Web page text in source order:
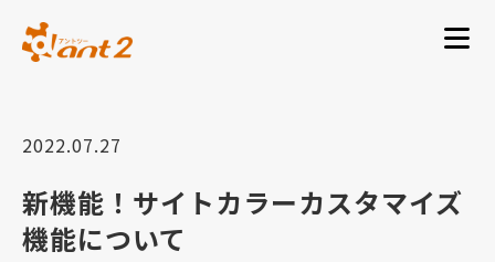
2022.07.27
新機能！サイトカラーカスタマイズ
機能について